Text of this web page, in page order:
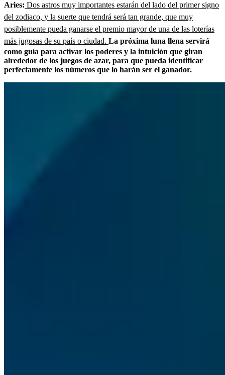
Aries: Dos astros muy importantes estarán del lado del primer signo
del zodiaco, y la suerte que tendrá será tan grande, que muy
posiblemente pueda ganarse el premio mayor de una de las loterías
más jugosas de su país o ciudad. La próxima luna llena servirá
como guía para activar los poderes y la intuición que giran
alrededor de los juegos de azar, para que pueda identificar
perfectamente los números que lo harán ser el ganador.